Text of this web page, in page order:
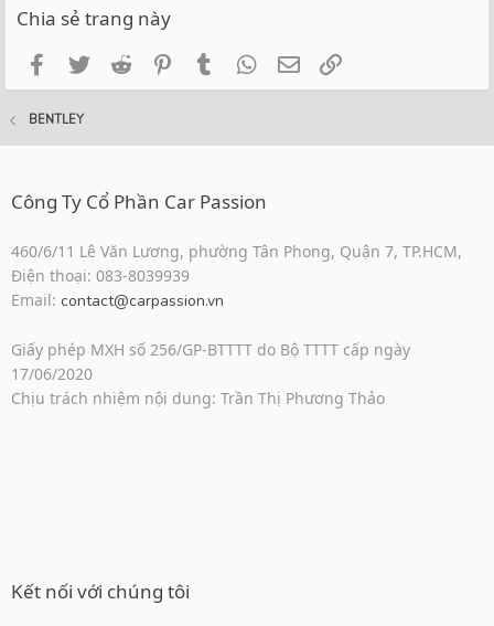
Chia sẻ trang này
FacebookTwitterReddit PinterestTumblrWhatsApp
Email
BENTLEY
Công Ty Cổ Phần Car Passion
460/6/11 Lê Văn Lương, phường Tân Phong, Quận 7, TP.HCM,
Điện thoại: 083-8039939
Email: contact@carpassion.vn
Giấy phép MXH số 256/GP-BTTTT do Bộ TTTT cấp ngày
17/06/2020
Chịu trách nhiệm nội dung: Trần Thị Phương Thảo
Kết nối với chúng tôi